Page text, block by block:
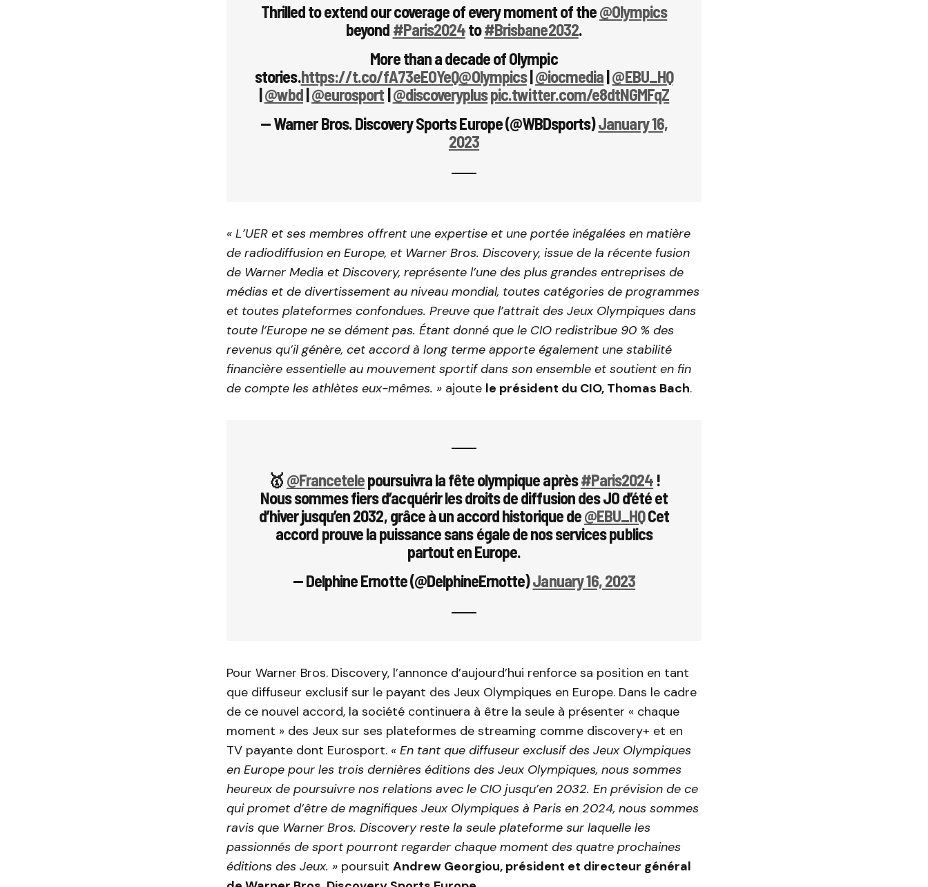
Thrilled to extend our coverage of every moment of the@Olympics
beyond #Paris2024to#Brisbane2032.
More than a decade of Olympic
stories.https://t.co/fA73eEOYeQ@Olympics|@iocmedia|@EBU_HQ
|@wbd|@eurosport|@discoverypluspic.twitter.com/e8dtNGMFqZ
— Warner Bros. Discovery Sports Europe (@WBDsports)January 16,
2023
« L’UER et ses membres offrent une expertise et une portée inégalées en matière
de radiodiffusion en Europe, et Warner Bros. Discovery, issue de la récente fusion
de Warner Media et Discovery, représente l’une des plus grandes entreprises de
médias et de divertissement au niveau mondial, toutes catégories de programmes
et toutes plateformes confondues. Preuve que l’attrait des Jeux Olympiques dans
toute l’Europe ne se dément pas. Étant donné que le CIO redistribue 90 % des
revenus qu’il génère, cet accord à long terme apporte également une stabilité
financière essentielle au mouvement sportif dans son ensemble et soutient en fin
de compte les athlètes eux-mêmes. » ajoute le président du CIO, Thomas Bach.
🥇 @Francetelepoursuivra la fête olympique après#Paris2024 !
Nous sommes fiers d’acquérir les droits de diffusion des JO d’été et
d’hiver jusqu’en 2032, grâce à un accord historique de@EBU_HQCet
accord prouve la puissance sans égale de nos services publics
partout en Europe.
— Delphine Ernotte (@DelphineErnotte)January 16, 2023
Pour Warner Bros. Discovery, l’annonce d’aujourd’hui renforce sa position en tant
que diffuseur exclusif sur le payant des Jeux Olympiques en Europe. Dans le cadre
de ce nouvel accord, la société continuera à être la seule à présenter « chaque
moment » des Jeux sur ses plateformes de streaming comme discovery+ et en
TV payante dont Eurosport. « En tant que diffuseur exclusif des Jeux Olympiques
en Europe pour les trois dernières éditions des Jeux Olympiques, nous sommes
heureux de poursuivre nos relations avec le CIO jusqu’en 2032. En prévision de ce
qui promet d’être de magnifiques Jeux Olympiques à Paris en 2024, nous sommes
ravis que Warner Bros. Discovery reste la seule plateforme sur laquelle les
passionnés de sport pourront regarder chaque moment des quatre prochaines
éditions des Jeux. » poursuit Andrew Georgiou, président et directeur général